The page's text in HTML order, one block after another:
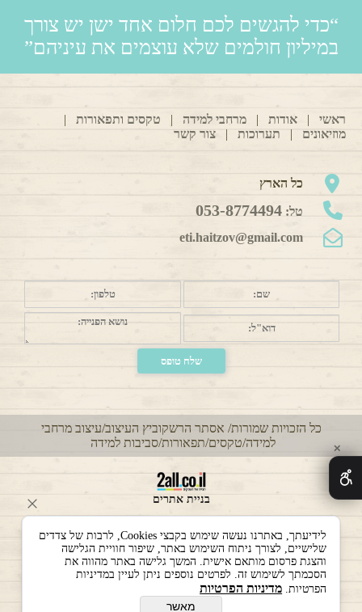
“כדי להגשים לכם חלום אחד ישן יש צורך
במיליון חולמים שלא עוצמים את עיניהם”
ראשי | אודות | מרחבי למידה | טקסים ותפאורות
|
מוזיאונים
| תערוכות | צור קשר
כל הארץ
טל: 053-8774494
eti.haitzov@gmail.com
כל הזכויות שמורות/ אסתר הרשקוביץ העיצוב/עיצוב מרחבי
למידה/טקסים/תפאורות/סביבות למידה
בניית אתרים
✕
לידיעתך, באתרנו נעשה שימוש בקבצי Cookies, לרבות של צדדים
שלישיים, לצורך ניתוח השימוש באתר, שיפור חוויית הגלישה
והצגת פרסום מותאם אישית. המשך גלישה באתר מהווה את
הסכמתך לשימוש זה. לפרטים נוספים ניתן לעיין במדיניות
הפרטיות. מדיניות הפרטיות
מאשר